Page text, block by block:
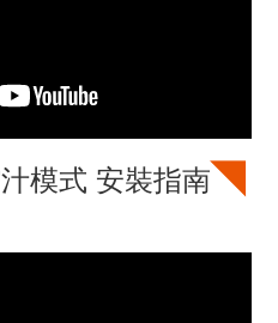
模式 安裝指南◥